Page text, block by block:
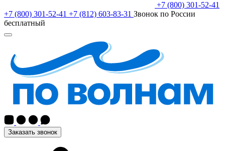
+7 (800) 301-52-41
+7 (800) 301-52-41 +7 (812) 603-83-31 Звонок по России
бесплатный
Заказать звонок